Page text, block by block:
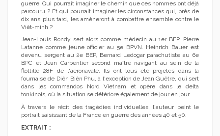
guerre. Qui pourrait imaginer le chemin que ces hommes ont déjà
parcouru ? Et qui pourrait imaginer les circonstances qui, près de
dix ans plus tard, les amèneront à combattre ensemble contre le
Viêt-minh ?
Jean-Louis Rondy sert alors comme médecin au 1er BEP, Pierre
Latanne comme jeune officier au 5e BPVN. Heinrich Bauer est
devenu sergent au 2e BEP, Bernard Ledogar parachutiste au 6e
BPC et Jean Carpentier second maître navigant au sein de la
flottille 28F de l'aéronavale. Ils ont tous été projetés dans la
fournaise de Diên Biên Phu, à l'exception de Jean Guêtre, qui sert
dans les commandos Nord Vietnam et opère dans le delta
tonkinois, où la situation se détériore également de jour en jour.
À travers le récit des tragédies individuelles, l'auteur peint le
portrait saisissant de la France en guerre des années 40 et 50.
EXTRAIT :